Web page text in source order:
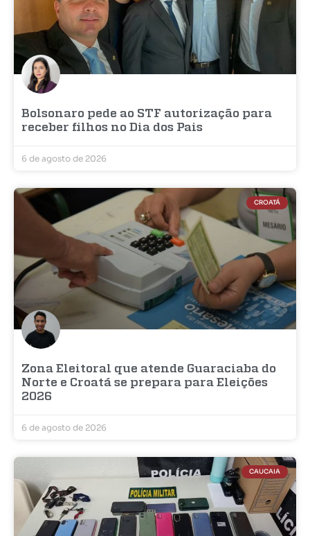
Bolsonaro pede ao STF autorização para
receber filhos no Dia dos Pais
6 de agosto de 2026
CROATÁ
Zona Eleitoral que atende Guaraciaba do
Norte e Croatá se prepara para Eleições
2026
6 de agosto de 2026
CAUCAIA